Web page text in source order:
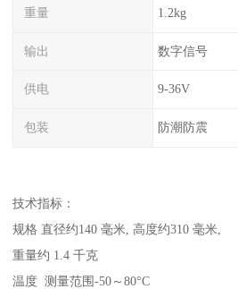
重量 1.2kg
输出 数字信号
供电 9-36V
包装 防潮防震
技术指标：
规格 直径约140 毫米, 高度约310 毫米,
重量约 1.4 千克
温度 测量范围-50～80°C